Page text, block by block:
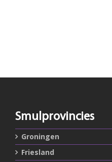
Smulprovincies
Groningen
Friesland